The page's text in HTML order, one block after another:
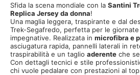
Sfida la scena mondiale con la Santini
Replica Jersey da donna!
Una maglia leggera, traspirante e dal
Trek-Segafredo, perfetta per le
impegnative. Realizzata in microfibra e
asciugatura rapida, pannelli laterali in
traspirabilità e un taglio aderente che
Con dettagli tecnici e stile
chi vuole pedalare con prestazioni al